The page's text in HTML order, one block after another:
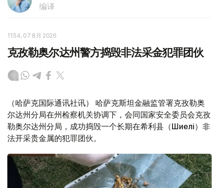
编译
11:54, 07 8月 2026
克孜勒奥尔达州警方捣毁非法采金犯罪团伙
（哈萨克国际通讯社讯） 哈萨克斯坦金融监管署克孜勒奥
尔达州分局在州检察机关协调下，会同国家安全委员会克孜
勒奥尔达州分局，成功捣毁一个长期在希利县（Шиелі）非
法开采贵金属的犯罪团伙。